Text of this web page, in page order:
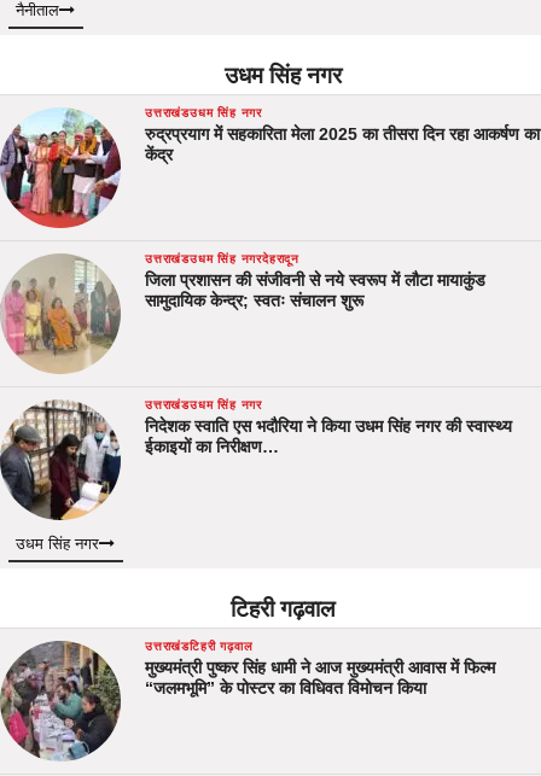
नैनीताल
उधम सिंह नगर
उत्तराखंडउधम सिंह नगर
रुद्रप्रयाग में सहकारिता मेला 2025 का तीसरा दिन रहा आकर्षण का
केंद्र
उत्तराखंडउधम सिंह नगरदेहरादून
जिला प्रशासन की संजीवनी से नये स्वरूप में लौटा मायाकुंड
सामुदायिक केन्द्र; स्वतः संचालन शुरू
उत्तराखंडउधम सिंह नगर
निदेशक स्वाति एस भदौरिया ने किया उधम सिंह नगर की स्वास्थ्य
ईकाइयों का निरीक्षण…
उधम सिंह नगर
टिहरी गढ़वाल
उत्तराखंडटिहरी गढ़वाल
मुख्यमंत्री पुष्कर सिंह धामी ने आज मुख्यमंत्री आवास में फिल्म
“जलमभूमि” के पोस्टर का विधिवत विमोचन किया